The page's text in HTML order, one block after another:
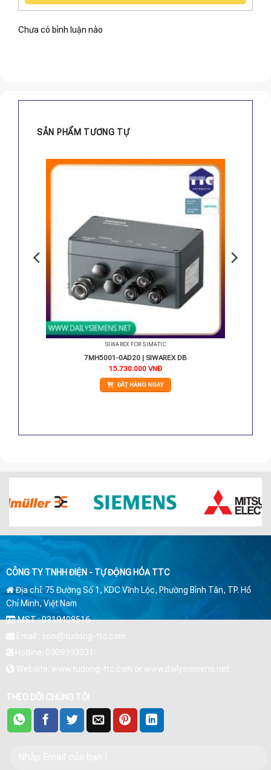
Chưa có bình luận nào
SẢN PHẨM TƯƠNG TỰ
SIWAREX FOR SIMATIC
7MH5001-0AD20 | SIWAREX DB
15.730.000 VNĐ
ĐẶT HÀNG NGAY
CÔNG TY TNHH ĐIỆN - TỰ ĐỘNG HÓA TTC
Địa chỉ: 75 Đường Số 1, KDC Vĩnh Lộc, Phường Bình Tân, TP. Hồ
Chí Minh, Việt Nam
MST : 0319408516
Email : son@tudong-ttc.com
Hotline: 0909393031
Website: www.tudong-ttc.com or www.dailysiemens.net
THEO DÕI CHÚNG TÔI